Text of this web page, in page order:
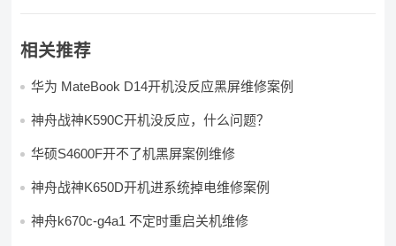
相关推荐
华为 MateBook D14开机没反应黑屏维修案例
神舟战神K590C开机没反应，什么问题？
华硕S4600F开不了机黑屏案例维修
神舟战神K650D开机进系统掉电维修案例
神舟k670c-g4a1 不定时重启关机维修